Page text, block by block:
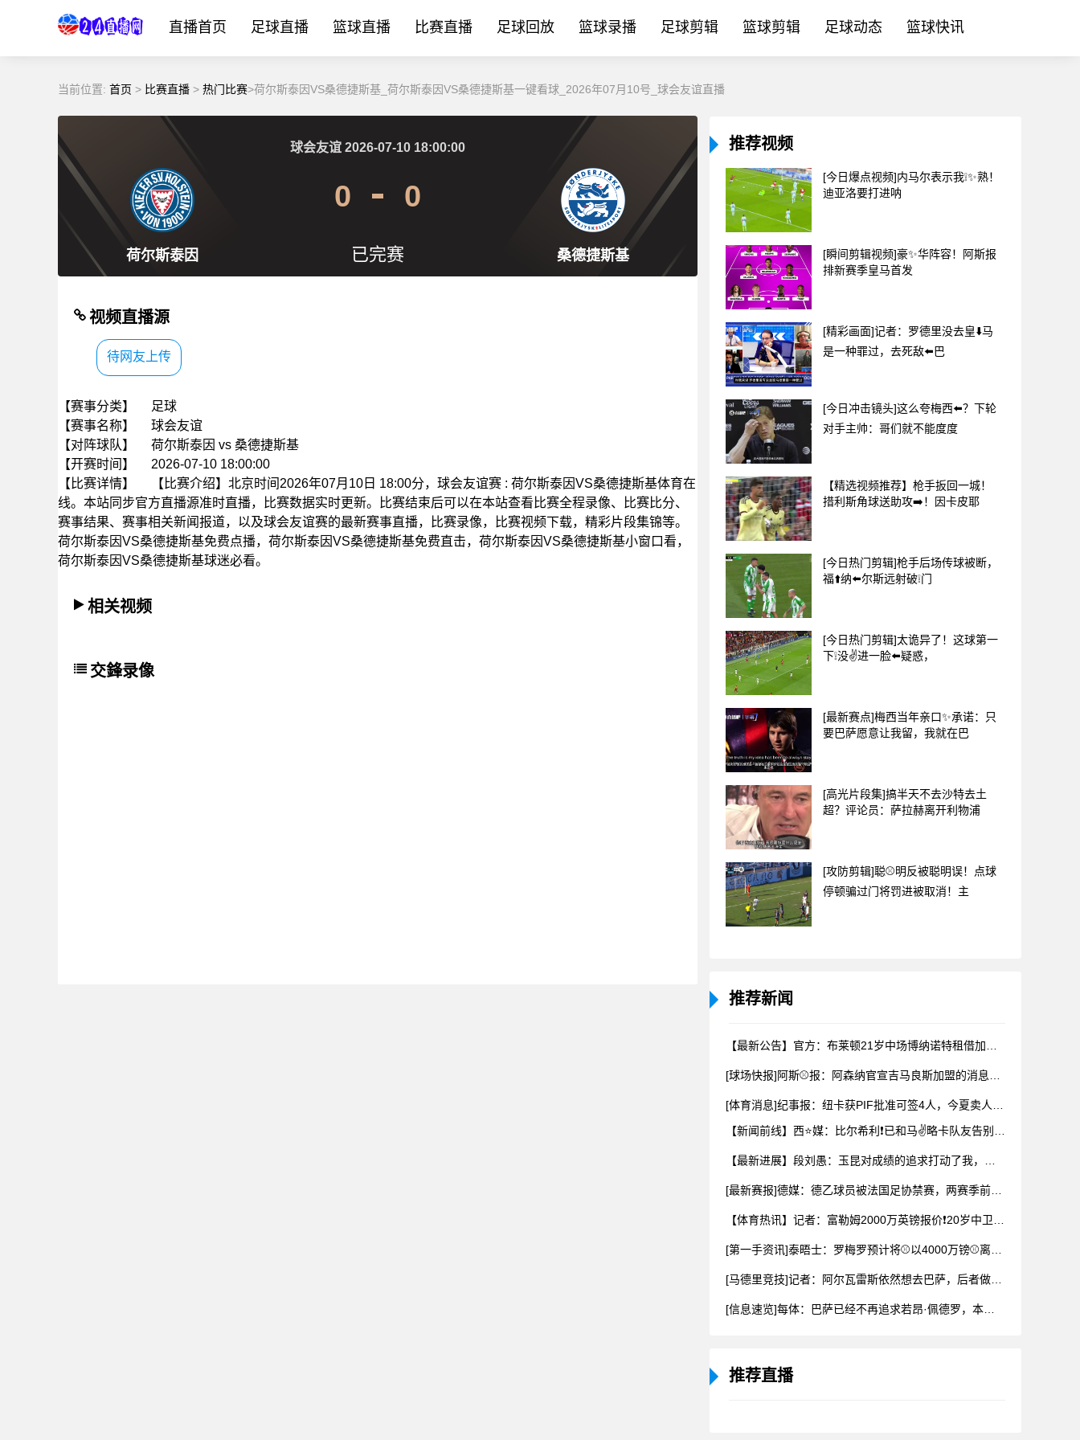
直播首页 足球直播 篮球直播 比赛直播 足球回放 篮球录播 足球剪辑 篮球剪辑 足球动态 篮球快讯
当前位置: 首页 > 比赛直播 > 热门比赛>荷尔斯泰因VS桑德捷斯基_荷尔斯泰因VS桑德捷斯基一键看球_2026年07月10号_球会友谊直播
荷尔斯泰因 桑德捷斯基
球会友谊 2026-07-10 18:00:00
0 0
已完赛
视频直播源
待网友上传
【赛事分类】
足球
【赛事名称】
球会友谊
【对阵球队】
荷尔斯泰因 vs 桑德捷斯基
【开赛时间】
2026-07-10 18:00:00
【比赛详情】
【比赛介绍】北京时间2026年07月10日 18:00分，球会友谊赛 : 荷尔斯泰因VS桑德捷斯基体育在
线。本站同步官方直播源准时直播，比赛数据实时更新。比赛结束后可以在本站查看比赛全程录像、比赛比分、
赛事结果、赛事相关新闻报道，以及球会友谊赛的最新赛事直播，比赛录像，比赛视频下载，精彩片段集锦等。
荷尔斯泰因VS桑德捷斯基免费点播，荷尔斯泰因VS桑德捷斯基免费直击，荷尔斯泰因VS桑德捷斯基小窗口看，
荷尔斯泰因VS桑德捷斯基球迷必看。
相关视频
交鋒录像
推荐视频
[今日爆点视频]内马尔表示我❕✨熟！
迪亚洛要打进呐
[瞬间剪辑视频]豪✨华阵容！阿斯报
排新赛季皇马首发
[精彩画面]记者：罗德里没去皇⬇️马
是一种罪过，去死敌⬅️巴
[今日冲击镜头]这么夸梅西⬅️？下轮
对手主帅：哥们就不能度度
【精选视频推荐】枪手扳回一城！
措利斯角球送助攻➡️！因卡皮耶
[今日热门剪辑]枪手后场传球被断，
福⬆️纳⬅️尔斯远射破❕门
[今日热门剪辑]太诡异了！这球第一
下❕没✌️进一脸⬅️疑惑，
[最新赛点]梅西当年亲口✨承诺：只
要巴萨愿意让我留，我就在巴
[高光片段集]搞半天不去沙特去土
超？评论员：萨拉赫离开利物浦
[攻防剪辑]聪⚾明反被聪明误！点球
停顿骗过门将罚进被取消！主
推荐新闻
推荐直播